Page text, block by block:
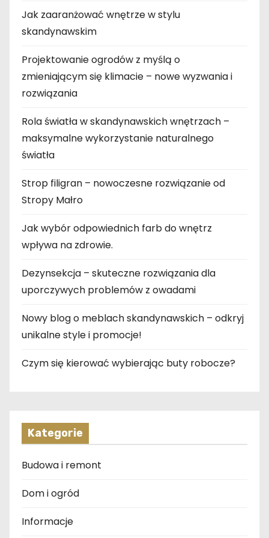
Jak zaaranżować wnętrze w stylu
skandynawskim
Projektowanie ogrodów z myślą o
zmieniającym się klimacie – nowe wyzwania i
rozwiązania
Rola światła w skandynawskich wnętrzach –
maksymalne wykorzystanie naturalnego
światła
Strop filigran – nowoczesne rozwiązanie od
Stropy Małro
Jak wybór odpowiednich farb do wnętrz
wpływa na zdrowie.
Dezynsekcja – skuteczne rozwiązania dla
uporczywych problemów z owadami
Nowy blog o meblach skandynawskich – odkryj
unikalne style i promocje!
Czym się kierować wybierając buty robocze?
Kategorie
Budowa i remont
Dom i ogród
Informacje